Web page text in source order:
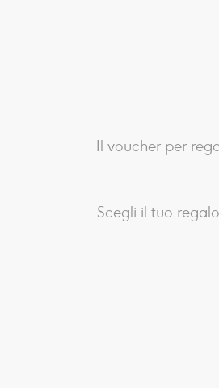
Il voucher per
Scegli il tuo